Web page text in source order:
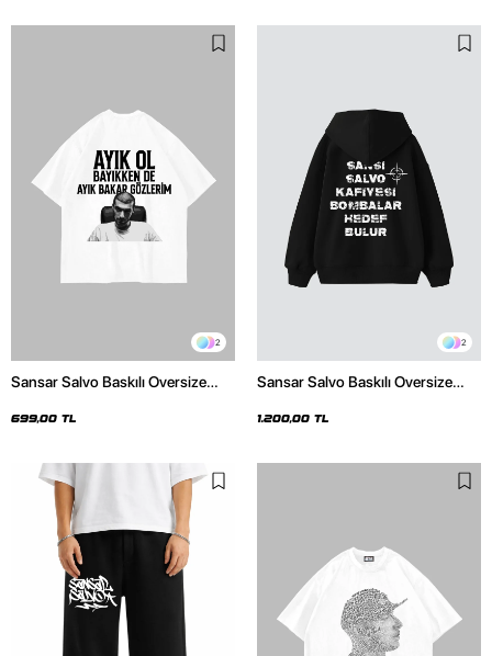
2
Sansar Salvo Baskılı Oversize
699,00 TL
2
Sansar Salvo Baskılı Oversize
1.200,00 TL